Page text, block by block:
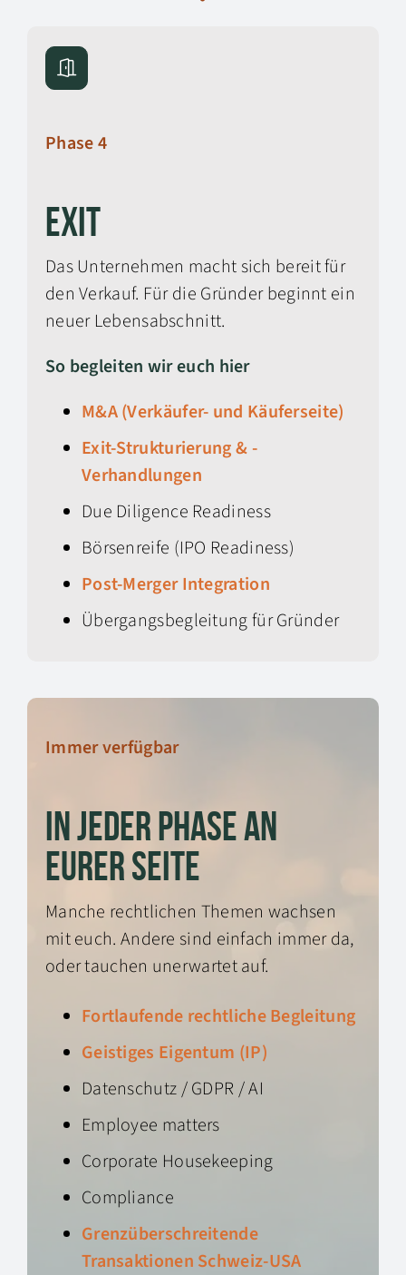
Phase 4
Exit
Das Unternehmen macht sich bereit für
den Verkauf. Für die Gründer beginnt ein
neuer Lebensabschnitt.
So begleiten wir euch hier
M&A (Verkäufer- und Käuferseite)
Exit-Strukturierung & -
Verhandlungen
Due Diligence Readiness
Börsenreife (IPO Readiness)
Post-Merger Integration
Übergangsbegleitung für Gründer
Immer verfügbar
IN JEDER PHASE AN
EURER SEITE
Manche rechtlichen Themen wachsen
mit euch. Andere sind einfach immer da,
oder tauchen unerwartet auf.
Fortlaufende rechtliche Begleitung
Geistiges Eigentum (IP)
Datenschutz / GDPR / AI
Employee matters
Corporate Housekeeping
Compliance
Grenzüberschreitende
Transaktionen Schweiz-USA